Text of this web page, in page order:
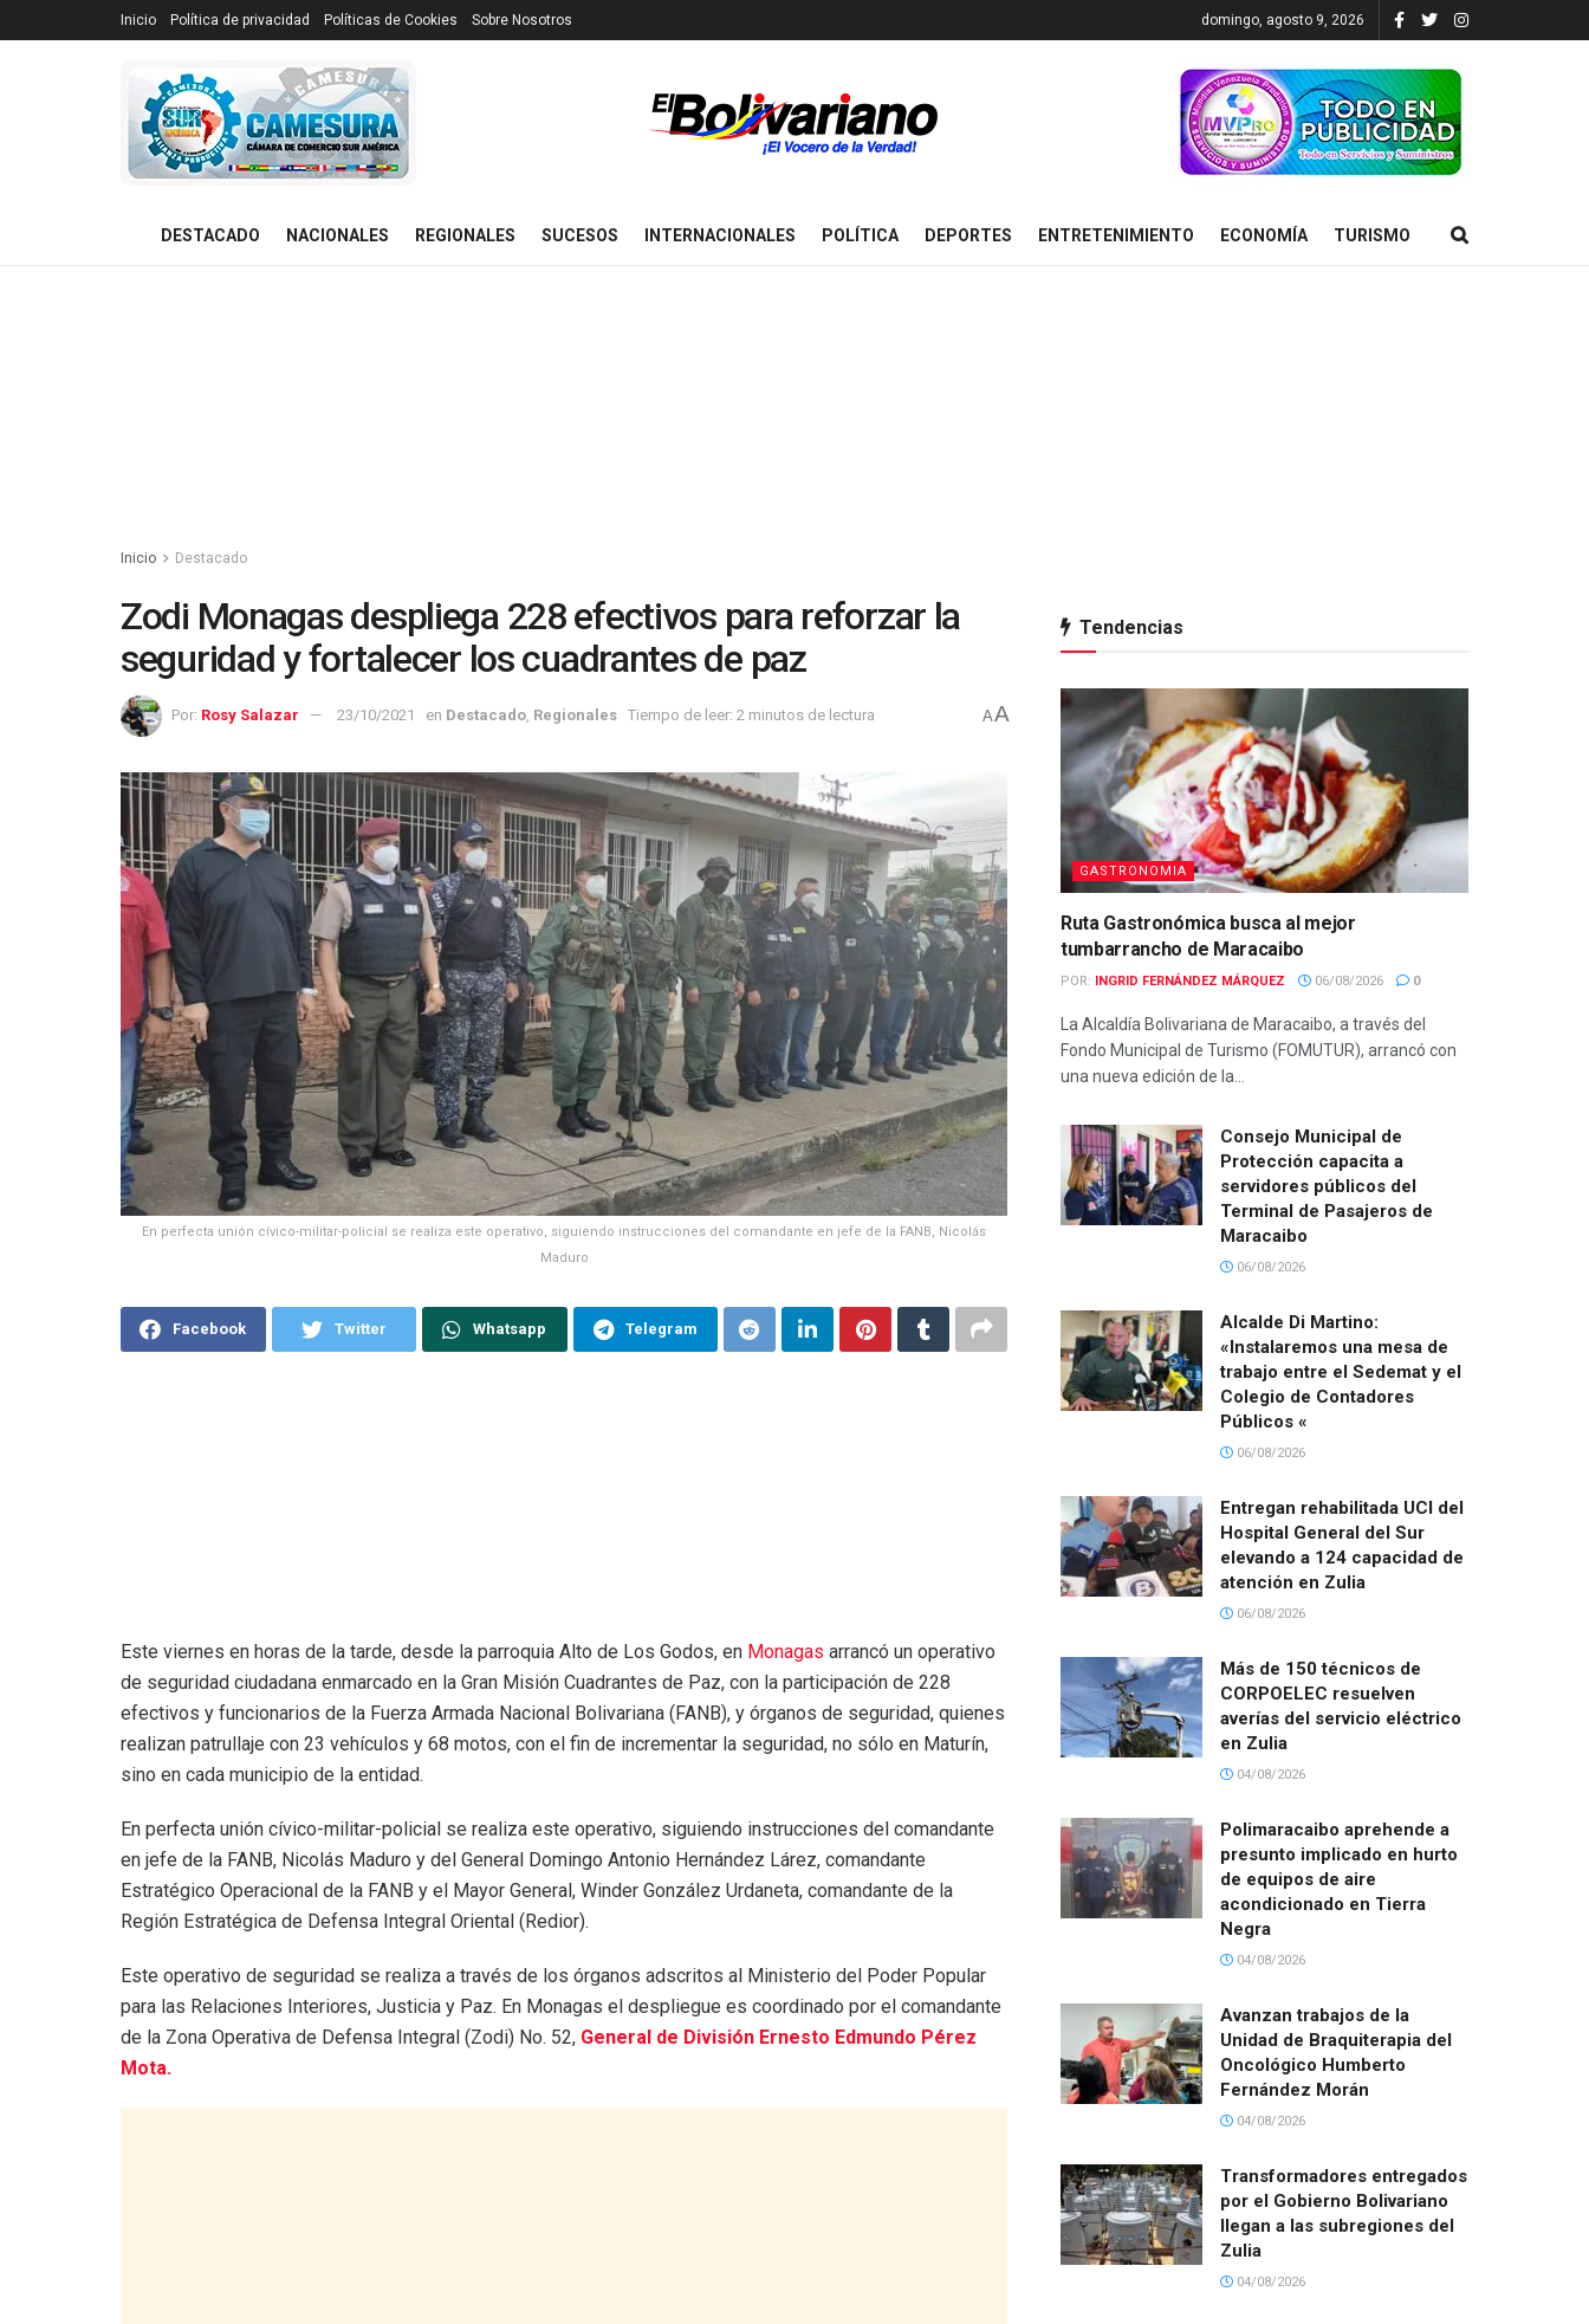
Inicio Política de privacidad Políticas de Cookies Sobre Nosotros domingo, agosto 9, 2026
DESTACADO NACIONALES REGIONALES SUCESOS INTERNACIONALES POLÍTICA DEPORTES ENTRETENIMIENTO ECONOMÍA TURISMO
Inicio Destacado
Zodi Monagas despliega 228 efectivos para reforzar la
seguridad y fortalecer los cuadrantes de paz
Por: Rosy Salazar 23/10/2021 en Destacado Regionales Tiempo de leer: 2 minutos de lectura AA
En perfecta unión cívico-militar-policial se realiza este operativo, siguiendo instrucciones del comandante en jefe de la FANB, Nicolás
Maduro
Facebook Twitter Whatsapp Telegram
Este viernes en horas de la tarde, desde la parroquia Alto de Los Godos, en Monagas arrancó un operativo
de seguridad ciudadana enmarcado en la Gran Misión Cuadrantes de Paz, con la participación de 228
efectivos y funcionarios de la Fuerza Armada Nacional Bolivariana (FANB), y órganos de seguridad, quienes
realizan patrullaje con 23 vehículos y 68 motos, con el fin de incrementar la seguridad, no sólo en Maturín,
sino en cada municipio de la entidad.
En perfecta unión cívico-militar-policial se realiza este operativo, siguiendo instrucciones del comandante
en jefe de la FANB, Nicolás Maduro y del General Domingo Antonio Hernández Lárez, comandante
Estratégico Operacional de la FANB y el Mayor General, Winder González Urdaneta, comandante de la
Región Estratégica de Defensa Integral Oriental (Redior).
Este operativo de seguridad se realiza a través de los órganos adscritos al Ministerio del Poder Popular
para las Relaciones Interiores, Justicia y Paz. En Monagas el despliegue es coordinado por el comandante
de la Zona Operativa de Defensa Integral (Zodi) No. 52, General de División Ernesto Edmundo Pérez
Mota.
Tendencias
GASTRONOMIA
Ruta Gastronómica busca al mejor
tumbarrancho de Maracaibo
POR: INGRID FERNÁNDEZ MÁRQUEZ 06/08/2026 0
La Alcaldía Bolivariana de Maracaibo, a través del
Fondo Municipal de Turismo (FOMUTUR), arrancó con
una nueva edición de la...
Consejo Municipal de
Protección capacita a
servidores públicos del
Terminal de Pasajeros de
Maracaibo
06/08/2026
Alcalde Di Martino:
«Instalaremos una mesa de
trabajo entre el Sedemat y el
Colegio de Contadores
Públicos «
06/08/2026
Entregan rehabilitada UCI del
Hospital General del Sur
elevando a 124 capacidad de
atención en Zulia
06/08/2026
Más de 150 técnicos de
CORPOELEC resuelven
averías del servicio eléctrico
en Zulia
04/08/2026
Polimaracaibo aprehende a
presunto implicado en hurto
de equipos de aire
acondicionado en Tierra
Negra
04/08/2026
Avanzan trabajos de la
Unidad de Braquiterapia del
Oncológico Humberto
Fernández Morán
04/08/2026
Transformadores entregados
por el Gobierno Bolivariano
llegan a las subregiones del
Zulia
04/08/2026